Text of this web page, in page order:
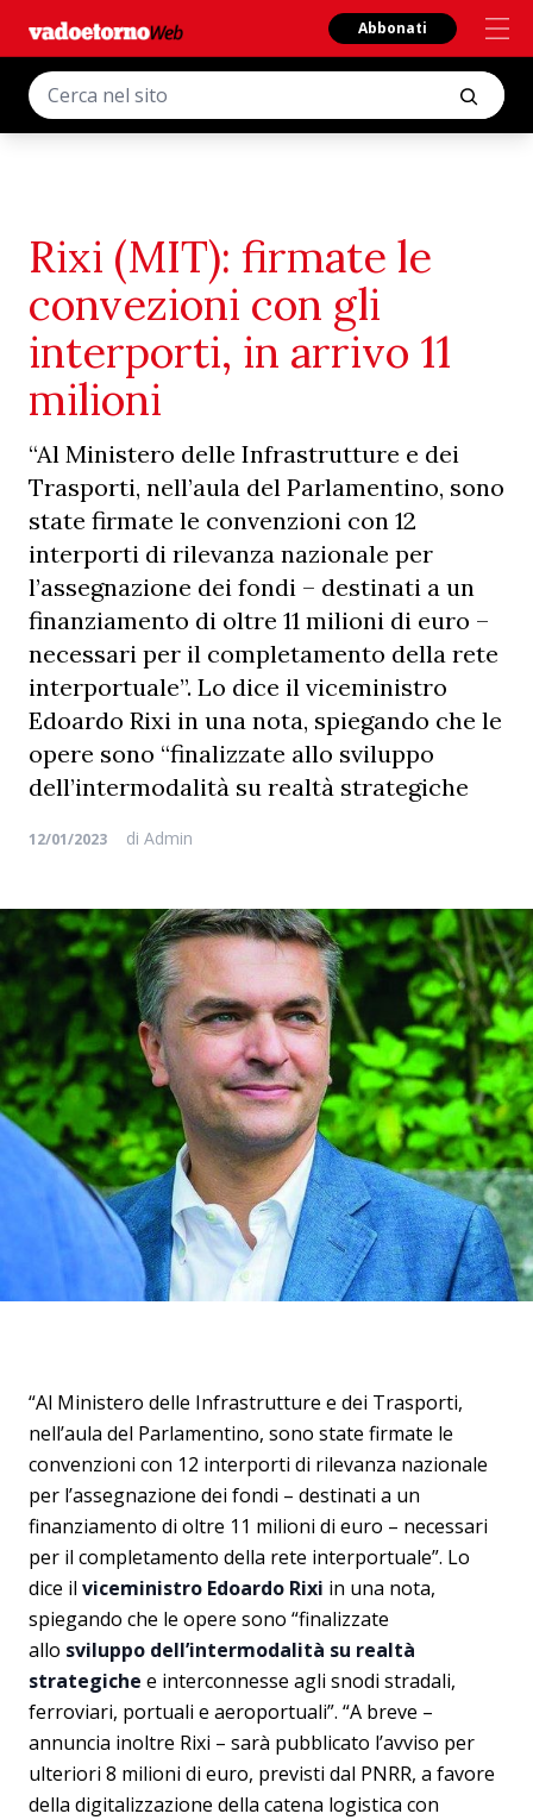
Abbonati
Rixi (MIT): firmate le
convezioni con gli
interporti, in arrivo 11
milioni
“Al Ministero delle Infrastrutture e dei
Trasporti, nell’aula del Parlamentino, sono
state firmate le convenzioni con 12
interporti di rilevanza nazionale per
l’assegnazione dei fondi – destinati a un
finanziamento di oltre 11 milioni di euro –
necessari per il completamento della rete
interportuale”. Lo dice il viceministro
Edoardo Rixi in una nota, spiegando che le
opere sono “finalizzate allo sviluppo
dell’intermodalità su realtà strategiche
12/01/2023 di Admin
“Al Ministero delle Infrastrutture e dei Trasporti,
nell’aula del Parlamentino, sono state firmate le
convenzioni con 12 interporti di rilevanza nazionale
per l’assegnazione dei fondi – destinati a un
finanziamento di oltre 11 milioni di euro – necessari
per il completamento della rete interportuale”. Lo
dice il viceministro Edoardo Rixi in una nota,
spiegando che le opere sono “finalizzate
allo sviluppo dell’intermodalità su realtà
strategiche e interconnesse agli snodi stradali,
ferroviari, portuali e aeroportuali”. “A breve –
annuncia inoltre Rixi – sarà pubblicato l’avviso per
ulteriori 8 milioni di euro, previsti dal PNRR, a favore
della digitalizzazione della catena logistica con